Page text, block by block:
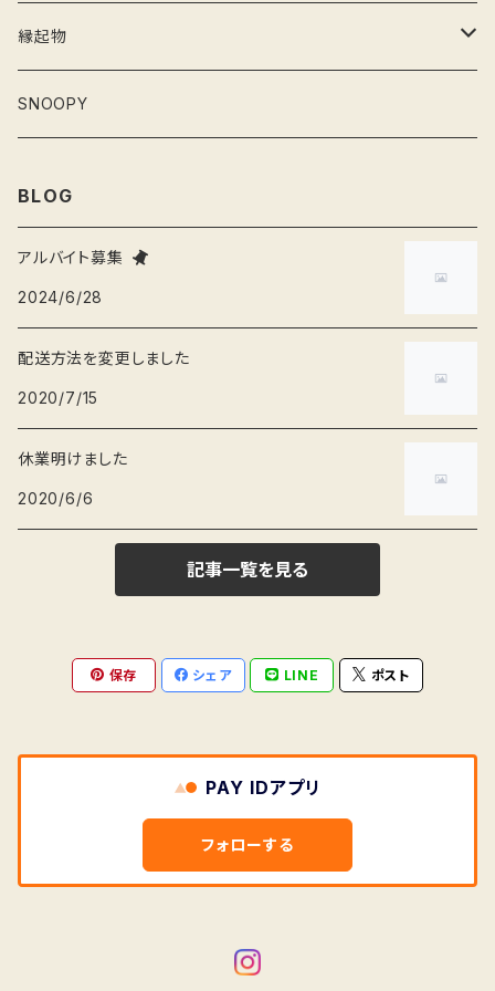
水筒
灰皿
爪楊枝入れ
こけし
フィギュア
犬
猫
ブタ
縁起物
お雛さま
端午の節句
SNOOPY
BLOG
アルバイト募集
2024/6/28
配送方法を変更しました
2020/7/15
休業明けました
2020/6/6
記事一覧を見る
保存 シェア LINE ポスト
PAY IDアプリ
フォローする